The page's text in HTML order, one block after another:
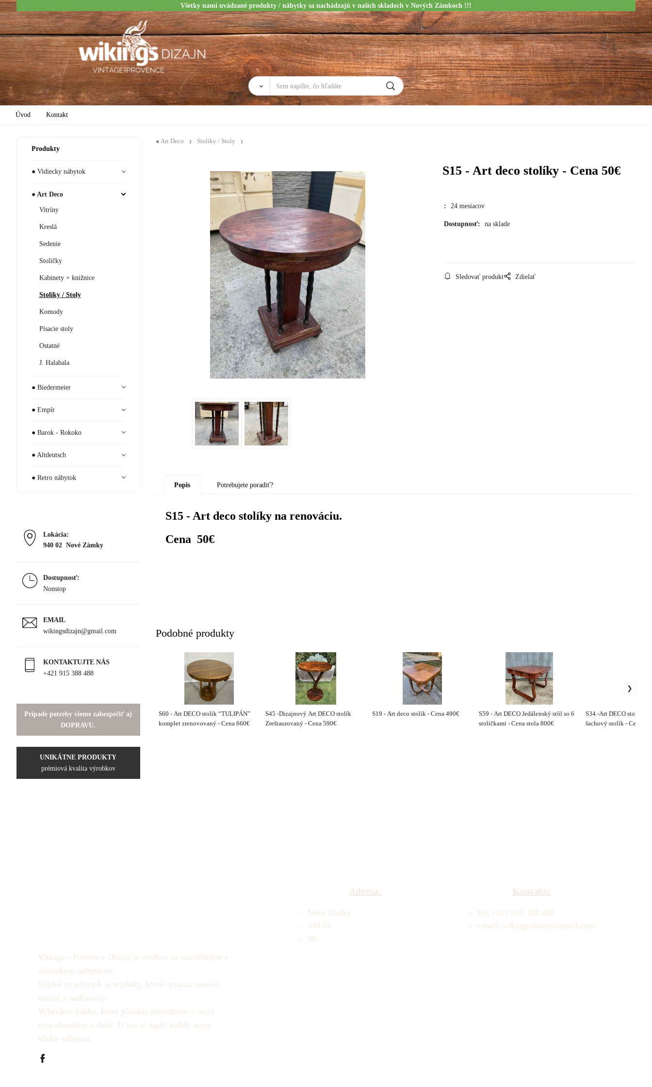
Všetky nami uvádzané produkty / nábytky sa nachádzajú v naších skladoch v Nových Zámkoch !!!
Úvod Kontakt
Produkty
● Vidiecky nábytok
● Art Deco
Vitríny
Kreslá
Sedenie
Stoličky
Kabinety + knižnice
Stolíky / Stoly
Komody
Písacie stoly
Ostatné
J. Halabala
● Biedermeier
● Empír
● Barok - Rokoko
● Altdeutsch
● Retro nábytok
Lokácia:
940 02 Nové Zámky
Dostupnosť:
Nonstop
EMAIL
wikingsdizajn@gmail.com
KONTAKTUJTE NÁS
+421 915 388 488
Prípade potreby vieme zabezpečiť aj
DOPRAVU.
UNIKÁTNE PRODUKTY
prémiová kvalita výrobkov
● Art Deco Stolíky / Stoly
S15 - Art deco stolíky - Cena 50€
: 24 mesiacov
Dostupnosť: na sklade
Sledovať produkt Zdielať
Popis Potrebujete poradiť?
S15 - Art deco stolíky na renováciu.
Cena 50€
Podobné produkty
S60 - Art DECO stolík “TULIPÁN”
komplet zrenovovaný - Cena 660€
S45 -Dizajnový Art DECO stolík
Zreštaurovaný - Cena 590€
S19 - Art deco stolík - Cena 490€
S59 - Art DECO Jedálenský stôl so 6
stoličkami - Cena stola 800€
S34 -Art DECO stolík
šachový stolík - Cena
Vintage - Provence Dizajn je obchod so starožitným a
vidieckym nábytkom.
Nájdeš tu nábytok aj doplnky, ktoré spravia interiér
útulný a nadčasový.
Vyberáme kúsky, ktoré pôsobia prirodzene a majú
svoj charakter a dušu. U nás si najde každý svoje
kúsky nábytku.
Adresa:
Nové Zámky
940 02
SK
Kontakt:
Tel: +421 915 388 488
e-mail: wikingsdizajn@gmail.com